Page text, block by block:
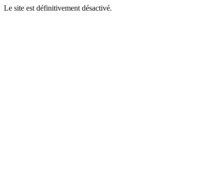
Le site est définitivement désactivé.